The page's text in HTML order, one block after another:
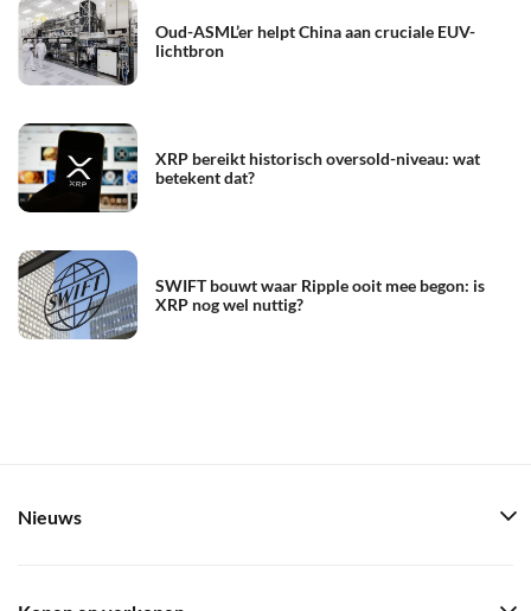
Oud-ASML’er helpt China aan cruciale EUV-
lichtbron
XRP bereikt historisch oversold-niveau: wat
betekent dat?
SWIFT bouwt waar Ripple ooit mee begon: is
XRP nog wel nuttig?
Nieuws